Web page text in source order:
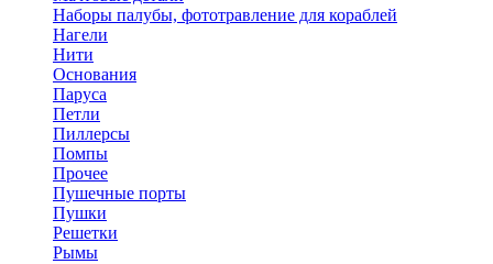
Наборы палубы, фототравление для кораблей
Нагели
Нити
Основания
Паруса
Петли
Пиллерсы
Помпы
Прочее
Пушечные порты
Пушки
Решетки
Рымы